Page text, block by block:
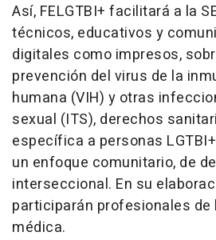
Así, FELGTBI+ facilitará a la
técnicos, educativos y
digitales como impresos,
prevención del virus de la
humana (VIH) y otras
sexual (ITS), derechos
específica a personas
un enfoque comunitario, de
interseccional. En su
participarán profesionales de
médica.